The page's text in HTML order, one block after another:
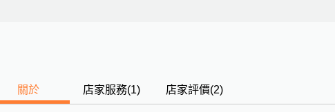
關於 店家服務(1) 店家評價(2)